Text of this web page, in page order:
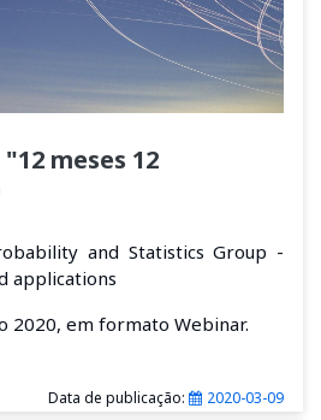
"12 meses 12
and Statistics Group -
applications
2020, em formato Webinar.
Data de publicação: 2020-03-09